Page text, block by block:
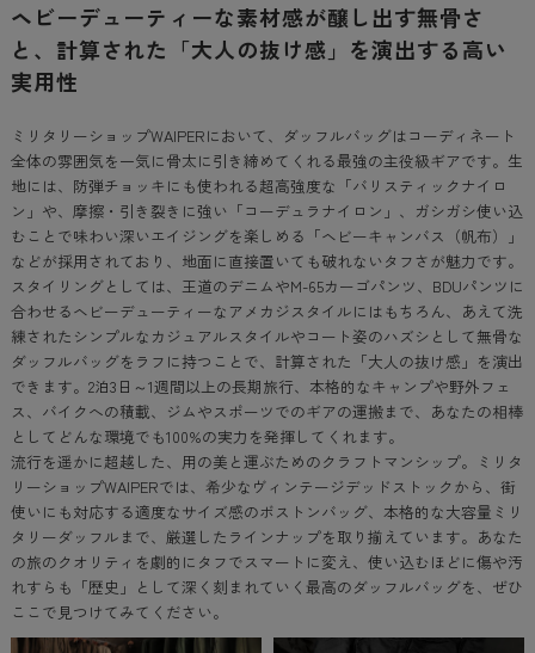
ヘビーデューティーな素材感が醸し出す無骨さ
と、計算された「大人の抜け感」を演出する高い
実用性
ミリタリーショップWAIPERにおいて、ダッフルバッグはコーディネート
全体の雰囲気を一気に骨太に引き締めてくれる最強の主役級ギアです。生
地には、防弾チョッキにも使われる超高強度な「バリスティックナイロ
ン」や、摩擦・引き裂きに強い「コーデュラナイロン」、ガシガシ使い込
むことで味わい深いエイジングを楽しめる「ヘビーキャンバス（帆布）」
などが採用されており、地面に直接置いても破れないタフさが魅力です。
スタイリングとしては、王道のデニムやM-65カーゴパンツ、BDUパンツに
合わせるヘビーデューティーなアメカジスタイルにはもちろん、あえて洗
練されたシンプルなカジュアルスタイルやコート姿のハズシとして無骨な
ダッフルバッグをラフに持つことで、計算された「大人の抜け感」を演出
できます。2泊3日～1週間以上の長期旅行、本格的なキャンプや野外フェ
ス、バイクへの積載、ジムやスポーツでのギアの運搬まで、あなたの相棒
としてどんな環境でも100%の実力を発揮してくれます。
流行を遥かに超越した、用の美と運ぶためのクラフトマンシップ。ミリタ
リーショップWAIPERでは、希少なヴィンテージデッドストックから、街
使いにも対応する適度なサイズ感のボストンバッグ、本格的な大容量ミリ
タリーダッフルまで、厳選したラインナップを取り揃えています。あなた
の旅のクオリティを劇的にタフでスマートに変え、使い込むほどに傷や汚
れすらも「歴史」として深く刻まれていく最高のダッフルバッグを、ぜひ
ここで見つけてみてください。